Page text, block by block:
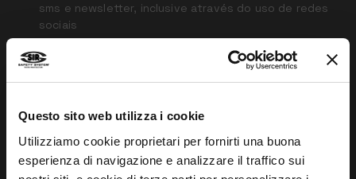
Questo sito web utilizza i cookie
Utilizziamo cookie proprietari per fornirti una buona
esperienza di navigazione e analizzare il traffico sui
sms e newsletter, inclusive através do uso de redes
sociais